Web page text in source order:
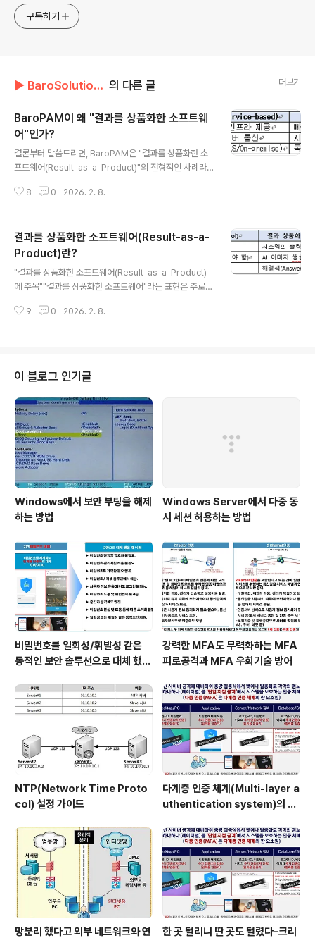
구독하기
▶ BaroSolution/기술문서 의 다른 글 더보기
BaroPAM이 왜 "결과를 상품화한 소프트웨
어"인가?
결론부터 말씀드리면, BaroPAM은 "결과를 상품화한 소
프트웨어(Result-as-a-Product)"의 전형적인 사례라
서버"라는 거대한 인프라를 거쳐야 하는 것과 달리, BaroP
보통의 인증 솔루션은 별도의 인증 서버를 구축하고 관리
해야 한다. 하지만 BaroPAM은 별도의 서버 없이 PAM(P
luggable Authentication Module) 인터페이스를 활
용해 인증 로직을 직접 실행한다. 전통적 방식은 인증을 위
한다. 그러나, BaroPAM 방식은 ..
8 0 2026. 2. 8.
결과를 상품화한 소프트웨어(Result-as-a-
Product)란?
"결과를 상품화한 소프트웨어(Result-as-a-Product)
에 주목""결과를 상품화한 소프트웨어"라는 표현은 주로
핵심 가치가 되어, 이를 사용자가 바로 구매하거나 이용할
해 돈을 지불하는 방식에 초점이 맞춰져 있다. 1. 주요 특징
1) 목적 중심 "어떻게 만드는가"보다 "무엇이 나오는가"가
중요하다. 2) 사용 편의성 사용자가 복잡한 과정을 거치지
않아도 결과가 나오도록 자동화되어 있다. 3) 부가가치 창
출 단순한 도구(Tool)를 넘어, 분석 결과나 콘텐츠 같은 실
질적인 해..
9 0 2026. 2. 8.
이 블로그 인기글
Windows에서 보안 부팅을 해제
하는 방법
Windows Server에서 다중 동
시 세션 허용하는 방법
비밀번호를 일회성/휘발성 같은
동적인 보안 솔루션으로 대체 했을
강력한 MFA도 무력화하는 MFA
피로공격과 MFA 우회기술 방어
NTP(Network Time Proto
col) 설정 가이드
다계층 인증 체계(Multi-layer a
uthentication system)의 특
망분리 했다고 외부 네트워크와 연 한 곳 털리니 딴 곳도 털렸다-크리